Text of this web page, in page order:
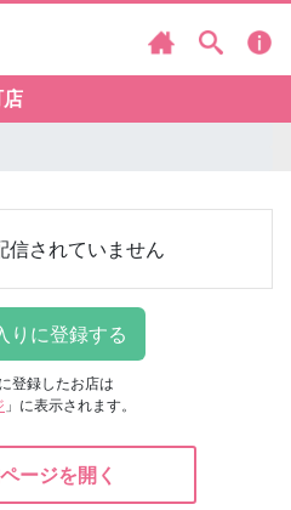
信されていません
登録したお店は
」に表示されます。
ージを開く